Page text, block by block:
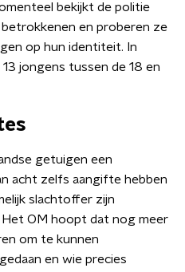
bekijkt de politie
en proberen ze
op hun identiteit. In
jongens tussen de 18 en
getuigen een
acht zelfs aangifte hebben
slachtoffer zijn
OM hoopt dat nog meer
om te kunnen
en wie precies